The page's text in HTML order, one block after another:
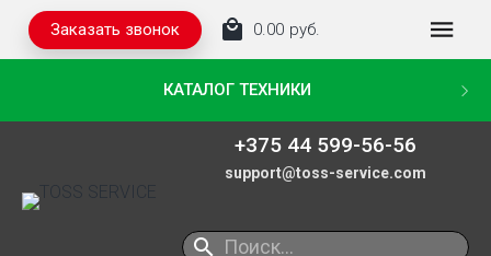
Заказать звонок руб.
0.00
КАТАЛОГ ТЕХНИКИ
ТЕХНИКА ДЛЯ ИСКУССТВЕННОГО ГАЗОНА
ТЕХНИКА ДЛЯ НАТУРАЛЬНОГО ГАЗОНА
+375 44 599-56-56
support@toss-service.com